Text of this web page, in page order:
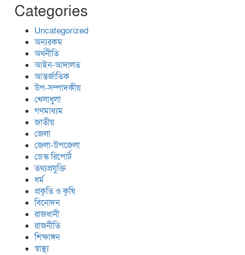
Categories
Uncategorized
অন্যরকম
অর্থনীতি
আইন-আদালত
আন্তর্জাতিক
উপ-সম্পাদকীয়
খেলাধুলা
গণমাধ্যম
জাতীয়
জেলা
জেলা-উপজেলা
ডেস্ক রিপোর্ট
তথ্যপ্রযুক্তি
ধর্ম
প্রকৃতি ও কৃষি
বিনোদন
রাজধানী
রাজনীতি
শিক্ষাঙ্গন
স্বাস্থ্য